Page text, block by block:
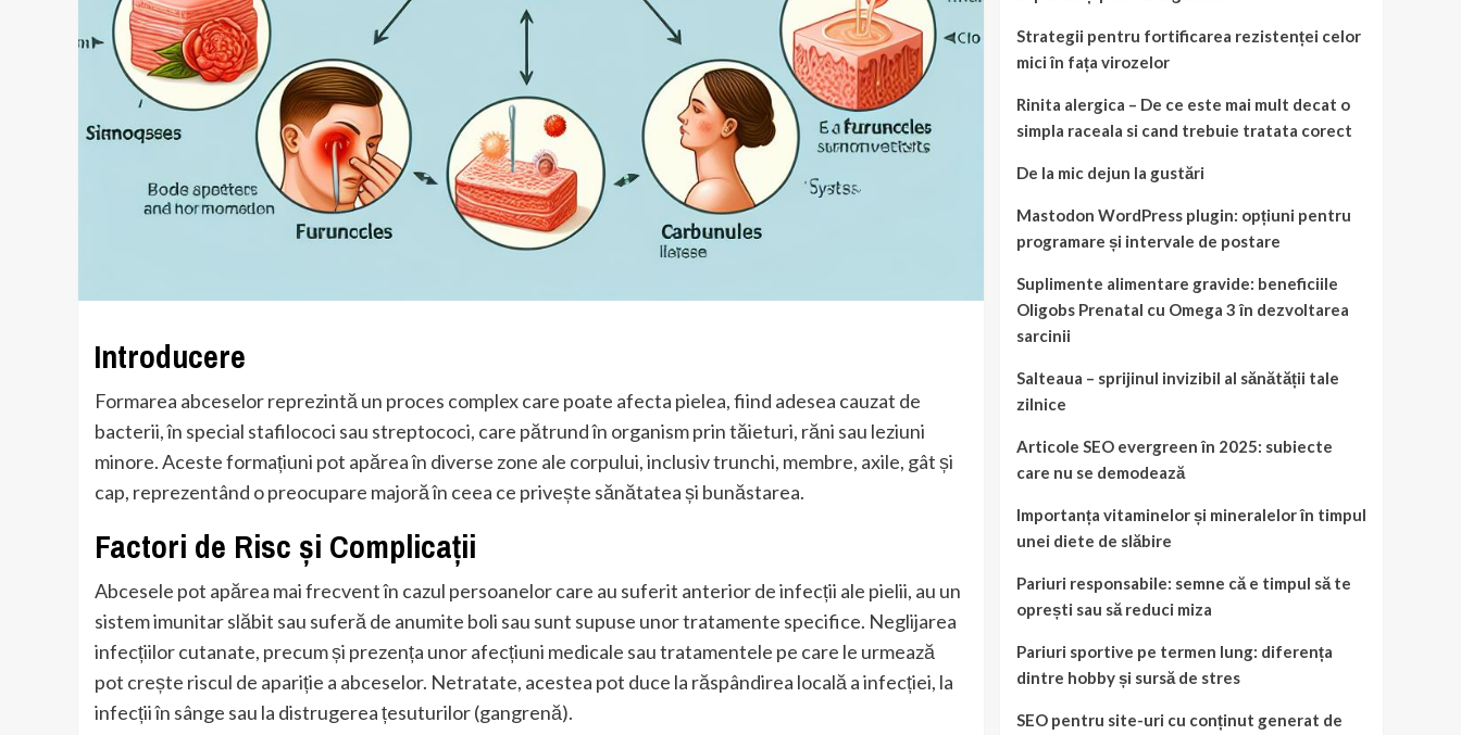
Introducere
Formarea abceselor reprezintă un proces complex care poate afecta pielea, fiind adesea cauzat de
bacterii, în special stafilococi sau streptococi, care pătrund în organism prin tăieturi, răni sau leziuni
minore. Aceste formațiuni pot apărea în diverse zone ale corpului, inclusiv trunchi, membre, axile, gât și
cap, reprezentând o preocupare majoră în ceea ce privește sănătatea și bunăstarea.
Factori de Risc și Complicații
Abcesele pot apărea mai frecvent în cazul persoanelor care au suferit anterior de infecții ale pielii, au un
sistem imunitar slăbit sau suferă de anumite boli sau sunt supuse unor tratamente specifice. Neglijarea
infecțiilor cutanate, precum și prezența unor afecțiuni medicale sau tratamentele pe care le urmează
pot crește riscul de apariție a abceselor. Netratate, acestea pot duce la răspândirea locală a infecției, la
infecții în sânge sau la distrugerea țesuturilor (gangrenă).
Strategii pentru fortificarea rezistenței celor
mici în fața virozelor
Rinita alergica – De ce este mai mult decat o
simpla raceala si cand trebuie tratata corect
De la mic dejun la gustări
Mastodon WordPress plugin: opțiuni pentru
programare și intervale de postare
Suplimente alimentare gravide: beneficiile
Oligobs Prenatal cu Omega 3 în dezvoltarea
sarcinii
Salteaua – sprijinul invizibil al sănătății tale
zilnice
Articole SEO evergreen în 2025: subiecte
care nu se demodează
Importanța vitaminelor și mineralelor în timpul
unei diete de slăbire
Pariuri responsabile: semne că e timpul să te
oprești sau să reduci miza
Pariuri sportive pe termen lung: diferența
dintre hobby și sursă de stres
SEO pentru site-uri cu conținut generat de